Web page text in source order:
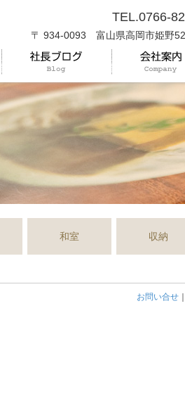
TEL.0766-
〒 934-0093 富山県高岡市姫野
和室 収納
お問い合せ